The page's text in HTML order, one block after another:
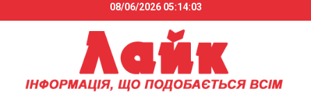
to
08/06/2026 05:14:03